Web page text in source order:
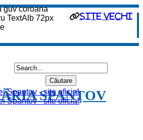
site vechi
SPANŢOV